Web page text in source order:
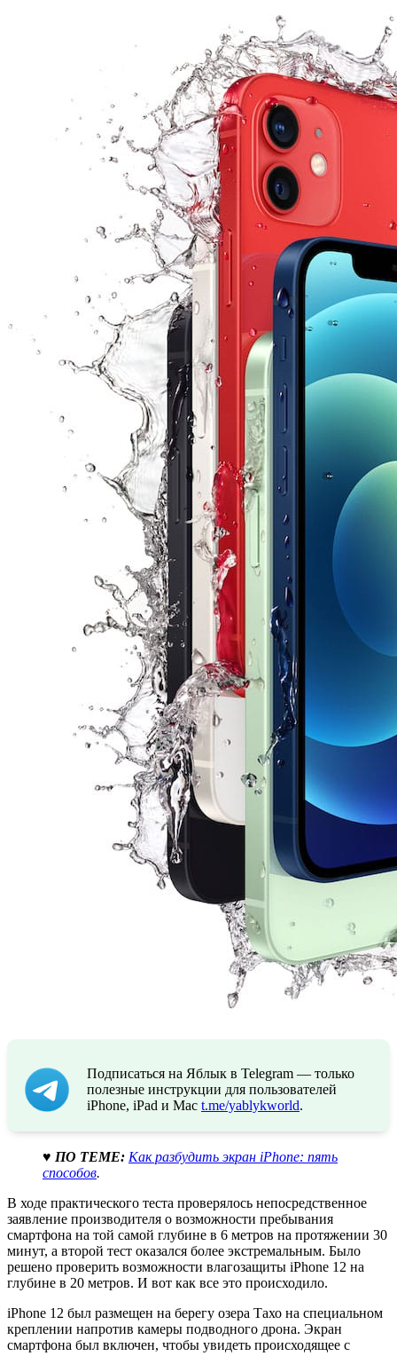
Подписаться на Яблык в Telegram — только
полезные инструкции для пользователей
iPhone, iPad и Mac t.me/yablykworld.
♥ ПО ТЕМЕ: Как разбудить экран iPhone: пять
способов.
В ходе практического теста проверялось непосредственное
заявление производителя о возможности пребывания
смартфона на той самой глубине в 6 метров на протяжении 30
минут, а второй тест оказался более экстремальным. Было
решено проверить возможности влагозащиты iPhone 12 на
глубине в 20 метров. И вот как все это происходило.
iPhone 12 был размещен на берегу озера Тахо на специальном
креплении напротив камеры подводного дрона. Экран
смартфона был включен, чтобы увидеть происходящее с